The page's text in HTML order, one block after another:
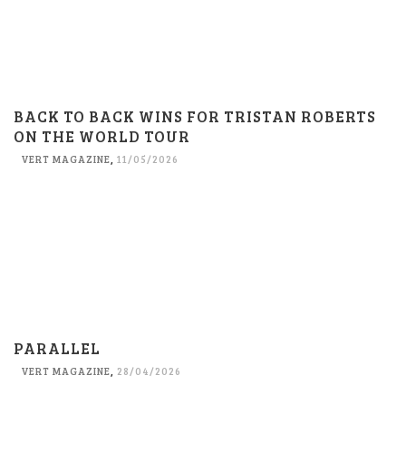
BACK TO BACK WINS FOR TRISTAN ROBERTS
ON THE WORLD TOUR
VERT MAGAZINE, 11/05/2026
PARALLEL
VERT MAGAZINE, 28/04/2026